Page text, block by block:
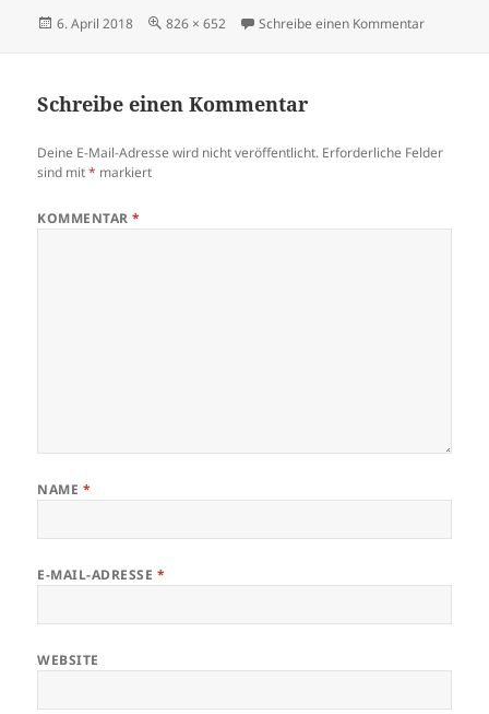
Veröffentlicht
6. April 2018
Volle
826 × 652 Schreibe einen Kommentarzu
Schreibe einen Kommentar
Deine E-Mail-Adresse wird nicht veröffentlicht. Erforderliche Felder
sind mit* markiert
KOMMENTAR*
NAME *
E-MAIL-ADRESSE *
WEBSITE